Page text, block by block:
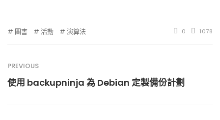
圖書 活動 演算法 0 1078
PREVIOUS
使用 backupninja 為 Debian 定製備份計劃